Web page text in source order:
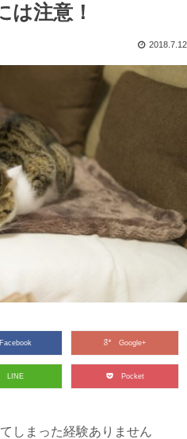
は注意！
2018.7.12
Facebook Google+
LINE Pocket
しまった経験ありません